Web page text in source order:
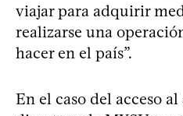
viajar para adquirir
realizarse una
hacer en el país”.
En el caso del acceso